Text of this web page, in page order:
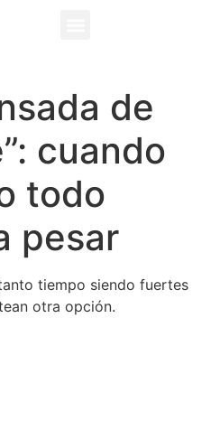
de
cuando
todo
pesar
tiempo siendo fuertes
otra opción.